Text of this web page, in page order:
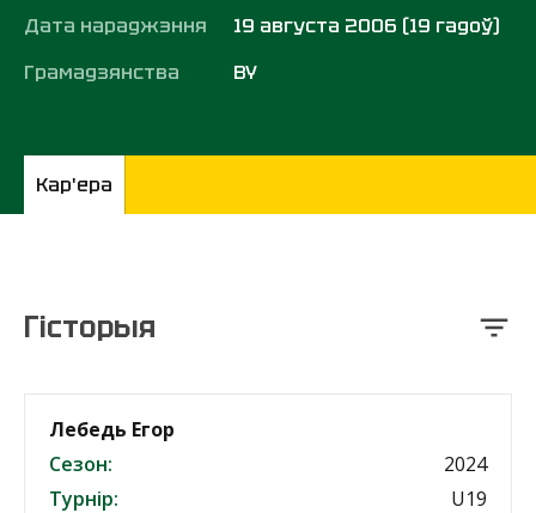
Дата нараджэння
19 августа 2006 (19 гадоў)
Грамадзянства
BY
Кар'ера
Гісторыя
Лебедь Егор
Сезон:
2024
Турнір:
U19